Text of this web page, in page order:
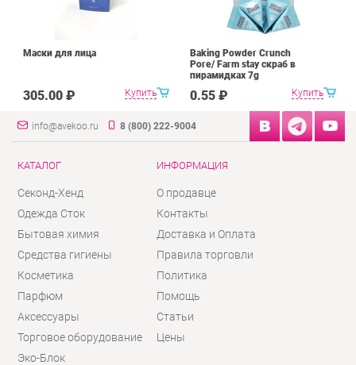
Купить
Маски для лица
305.00 ₽ Купить
Baking Powder Crunch
Pore/ Farm stay скраб в
пирамидках 7g
0.55 ₽
info@avekoo.ru 8 (800) 222-9004
КАТАЛОГ
Секонд-Хенд
Одежда Сток
Бытовая химия
Средства гигиены
Косметика
Парфюм
Аксессуары
Торговое оборудование
Эко-Блок
ИНФОРМАЦИЯ
О продавце
Контакты
Доставка и Оплата
Правила торговли
Политика
Помощь
Статьи
Цены